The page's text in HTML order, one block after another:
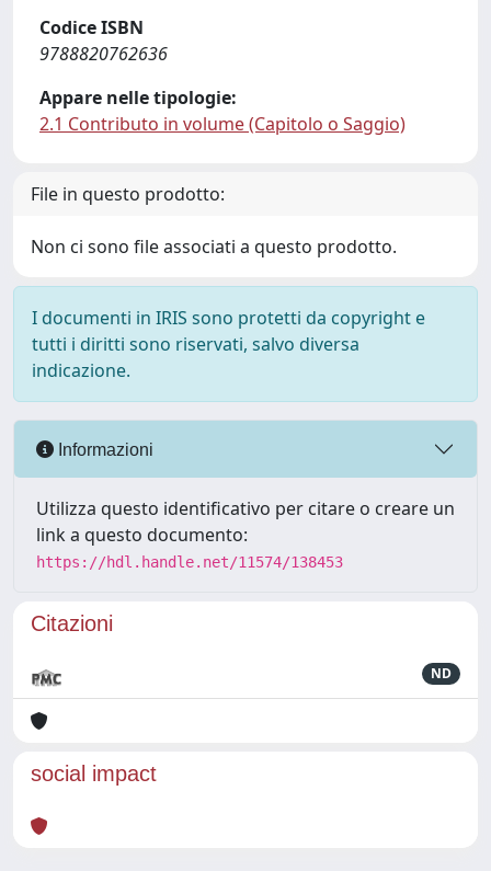
Codice ISBN
9788820762636
Appare nelle tipologie:
2.1 Contributo in volume (Capitolo o Saggio)
File in questo prodotto:
Non ci sono file associati a questo prodotto.
I documenti in IRIS sono protetti da copyright e
tutti i diritti sono riservati, salvo diversa
indicazione.
Informazioni
Utilizza questo identificativo per citare o creare un
link a questo documento:
https://hdl.handle.net/11574/138453
Citazioni
ND
social impact